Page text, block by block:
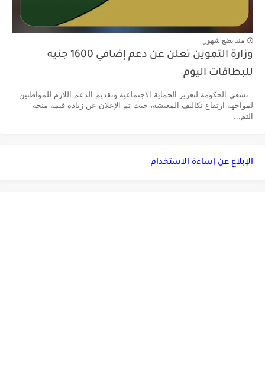
منذ بضع شهور
وزارة التموين تعلن عن دعم إضافي 1600 جنيه
للبطاقات اليوم
تسعى الحكومة لتعزيز الحماية الاجتماعية وتقديم الدعم اللازم للمواطنين
لمواجهة ارتفاع تكاليف المعيشة، حيث تم الإعلان عن زيادة قيمة منحة
التم...
الإبلاغ عن إساءة الاستخدام